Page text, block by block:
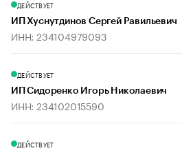
ДЕЙСТВУЕТ
ИП Хуснутдинов Сергей Равильевич
ИНН: 234104979093
ДЕЙСТВУЕТ
ИП Сидоренко Игорь Николаевич
ИНН: 234102015590
ДЕЙСТВУЕТ